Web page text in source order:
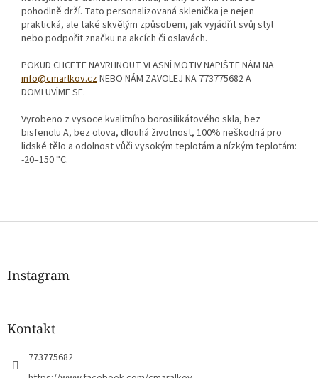
pohodlně drží. Tato personalizovaná sklenička je nejen
praktická, ale také skvělým způsobem, jak vyjádřit svůj styl
nebo podpořit značku na akcích či oslavách.
POKUD CHCETE NAVRHNOUT VLASNÍ MOTIV NAPIŠTE NÁM NA
info@cmarlkov.czNEBO NÁM ZAVOLEJ NA 773775682 A
DOMLUVÍME SE.
Vyrobeno z vysoce kvalitního borosilikátového skla, bez
bisfenolu A, bez olova, dlouhá životnost, 100% neškodná pro
lidské tělo a odolnost vůči vysokým teplotám a nízkým teplotám:
-20–150 °C.
Z
Instagram
Kontakt
773775682